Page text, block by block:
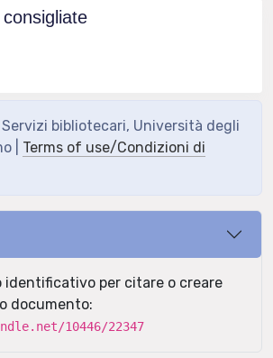
bibliotecari, Università degli
| Terms of use/Condizioni di
identificativo per citare o creare
documento:
10446/22347